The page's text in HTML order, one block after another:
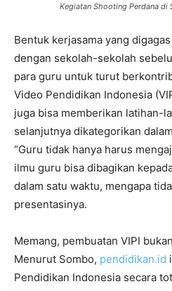
Kegiatan Shooting Perdana di
Bentuk kerjasama yang
dengan sekolah-sekolah
para guru untuk turut
Video Pendidikan Indonesia
juga bisa memberikan latihan-
selanjutnya dikategorikan
“Guru tidak hanya harus
ilmu guru bisa dibagikan
dalam satu waktu, mengapa
presentasinya.
Memang, pembuatan VIPI
Menurut Sombo, pendidikan.id
Pendidikan Indonesia secara